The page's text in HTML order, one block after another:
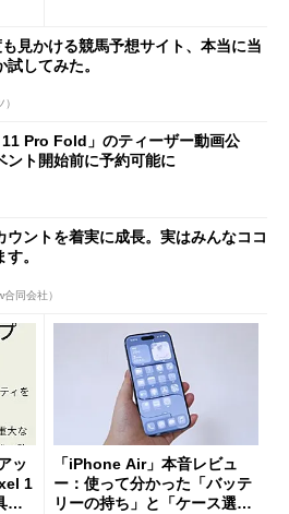
見かける競馬予想サイト、本当に当
試してみた。
11 Pro Fold」のティーザー動画公
ト開始前に予約可能に
ウントを着実に成長。実はみんなココ
。
同会社）
ッ
1
合
「iPhone Air」本音レビュ
ー：使って分かった「バッテ
リーの持ち」と「ケース選